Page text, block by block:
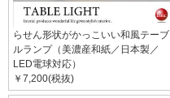
らせん形状がかっこいい和風テーブ
ルランプ（美濃産和紙／日本製／
LED電球対応）
￥7,200(税抜)